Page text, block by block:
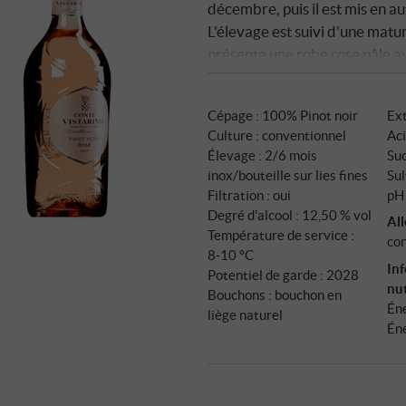
décembre, puis il est mis en
L'élevage est suivi d'une
présente une robe rose pâle
mousseux équilibré et
structuré et d'une élégance
Cépage : 100% Pinot noir
Culture : conventionnel
Élevage : 2/6 mois
inox/bouteille sur lies fines
Filtration : oui
Degré d'alcool : 12,50 % vol
Température de service :
8‑10 °C
Potentiel de garde : 2028
Bouchons : bouchon en
liège naturel